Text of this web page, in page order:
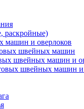
раскройные)
машин и оверлоков
швейных машин
швейных машин и
швейных машин и